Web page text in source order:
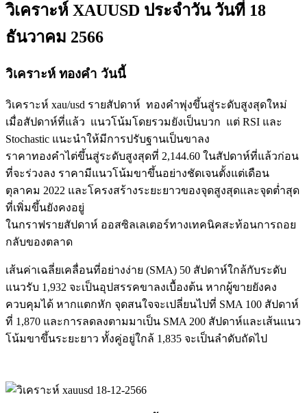
วิเคราะห์ XAUUSD ประจำวัน วันที่ 18
ธันวาคม 2566
วิเคราะห์ ทองคำ วันนี้
วิเคราะห์ xau/usd รายสัปดาห์ ทองคำพุ่งขึ้นสู่ระดับสูงสุดใหม่
เมื่อสัปดาห์ที่แล้ว แนวโน้มโดยรวมยังเป็นบวก แต่ RSI และ
Stochastic แนะนำให้มีการปรับฐานเป็นขาลง
ราคาทองคำไต่ขึ้นสู่ระดับสูงสุดที่ 2,144.60 ในสัปดาห์ที่แล้วก่อน
ที่จะร่วงลง ราคามีแนวโน้มขาขึ้นอย่างชัดเจนตั้งแต่เดือน
ตุลาคม 2022 และโครงสร้างระยะยาวของจุดสูงสุดและจุดต่ำสุด
ที่เพิ่มขึ้นยังคงอยู่
ในกราฟรายสัปดาห์ ออสซิลเลเตอร์ทางเทคนิคสะท้อนการถอย
กลับของตลาด
เส้นค่าเฉลี่ยเคลื่อนที่อย่างง่าย (SMA) 50 สัปดาห์ใกล้กับระดับ
แนวรับ 1,932 จะเป็นอุปสรรคขาลงเบื้องต้น หากผู้ขายยังคง
ควบคุมได้ หากแตกหัก จุดสนใจจะเปลี่ยนไปที่ SMA 100 สัปดาห์
ที่ 1,870 และการลดลงตามมาเป็น SMA 200 สัปดาห์และเส้นแนว
โน้มขาขึ้นระยะยาว ทั้งคู่อยู่ใกล้ 1,835 จะเป็นลำดับถัดไป